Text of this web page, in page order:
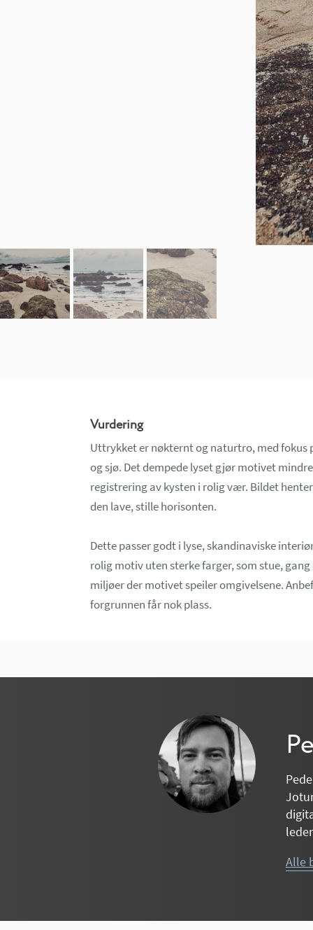
Vurdering
Uttrykket er nøkternt og naturtro, med fokus
og sjø. Det dempede lyset gjør motivet
registrering av kysten i rolig vær. Bildet
den lave, stille horisonten.
Dette passer godt i lyse, skandinaviske
rolig motiv uten sterke farger, som stue,
miljøer der motivet speiler omgivelsene.
forgrunnen får nok plass.
Alle